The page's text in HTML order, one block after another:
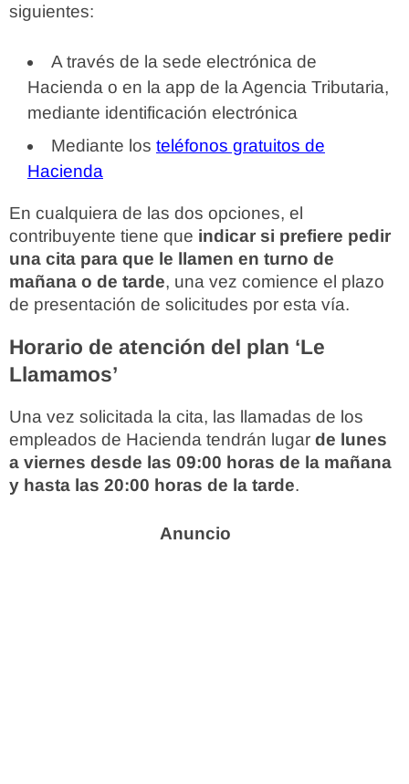
siguientes:
A través de la sede electrónica de
Hacienda o en la app de la Agencia Tributaria,
mediante identificación electrónica
Mediante los teléfonos gratuitos de
Hacienda
En cualquiera de las dos opciones, el
contribuyente tiene que indicar si prefiere pedir
una cita para que le llamen en turno de
mañana o de tarde, una vez comience el plazo
de presentación de solicitudes por esta vía.
Horario de atención del plan ‘Le
Llamamos’
Una vez solicitada la cita, las llamadas de los
empleados de Hacienda tendrán lugar de lunes
a viernes desde las 09:00 horas de la mañana
y hasta las 20:00 horas de la tarde.